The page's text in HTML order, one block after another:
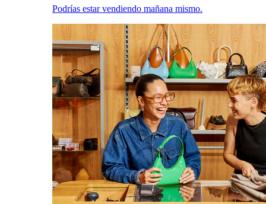
Podrías estar vendiendo mañana mismo.